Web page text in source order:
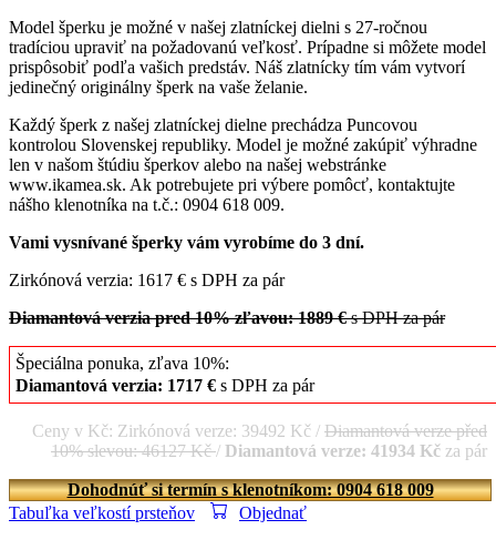
Model šperku je možné v našej zlatníckej dielni s 27-ročnou
tradíciou upraviť na požadovanú veľkosť. Prípadne si môžete model
prispôsobiť podľa vašich predstáv. Náš zlatnícky tím vám vytvorí
jedinečný originálny šperk na vaše želanie.
Každý šperk z našej zlatníckej dielne prechádza Puncovou
kontrolou Slovenskej republiky. Model je možné zakúpiť výhradne
len v našom štúdiu šperkov alebo na našej webstránke
www.ikamea.sk. Ak potrebujete pri výbere pomôcť, kontaktujte
nášho klenotníka na t.č.: 0904 618 009.
Vami vysnívané šperky vám vyrobíme do 3 dní.
Zirkónová verzia: 1617 € s DPH za pár
Diamantová verzia pred 10% zľavou: 1889 €s DPH za pár
Špeciálna ponuka, zľava 10%:
Diamantová verzia: 1717 € s DPH za pár
Ceny v Kč: Zirkónová verze: 39492 Kč / Diamantová verze před
10% slevou: 46127 Kč/ Diamantová verze: 41934 Kč za pár
Dohodnúť si termín s klenotníkom: 0904 618 009
Tabuľka veľkostí prsteňov
Objednať